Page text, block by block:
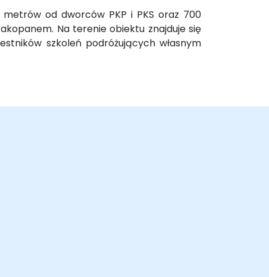
od dworców PKP i PKS oraz 700
Na terenie obiektu znajduje się
szkoleń podróżujących własnym